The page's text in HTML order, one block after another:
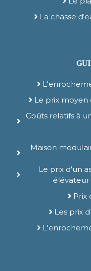
La chasse
Le prix moyen
Coûts relatifs à
Maison
Le prix d'un
élévateur
Prix
Les prix